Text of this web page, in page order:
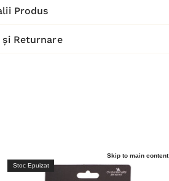
Skip to main content
Produs
Returnare
Stoc Epuizat